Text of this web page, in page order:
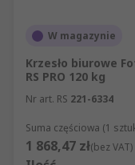
W magazynie
Krzesło biurowe
RS PRO 120 kg
Nr art. RS 221-6334
Suma częściowa (1
1 868,47 zł(bez VAT)